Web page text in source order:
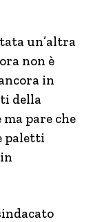
un’altra
non è
in
della
pare che
paletti